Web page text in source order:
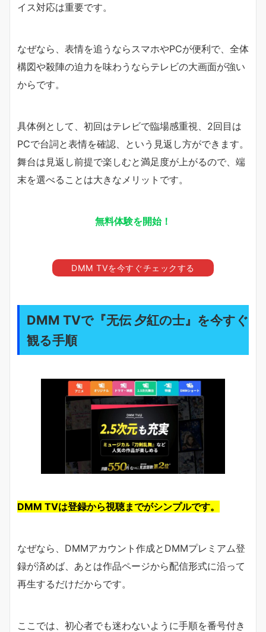
イス対応は重要です。
なぜなら、表情を追うならスマホやPCが便利で、全体
構図や殺陣の迫力を味わうならテレビの大画面が強い
からです。
具体例として、初回はテレビで臨場感重視、2回目は
PCで台詞と表情を確認、という見返し方ができます。
舞台は見返し前提で楽しむと満足度が上がるので、端
末を選べることは大きなメリットです。
無料体験を開始！
DMM TVを今すぐチェックする
DMM TVで『无伝 夕紅の士』を今すぐ
観る手順
DMM TVは登録から視聴までがシンプルです。
なぜなら、DMMアカウント作成とDMMプレミアム登
録が済めば、あとは作品ページから配信形式に沿って
再生するだけだからです。
ここでは、初心者でも迷わないように手順を番号付き